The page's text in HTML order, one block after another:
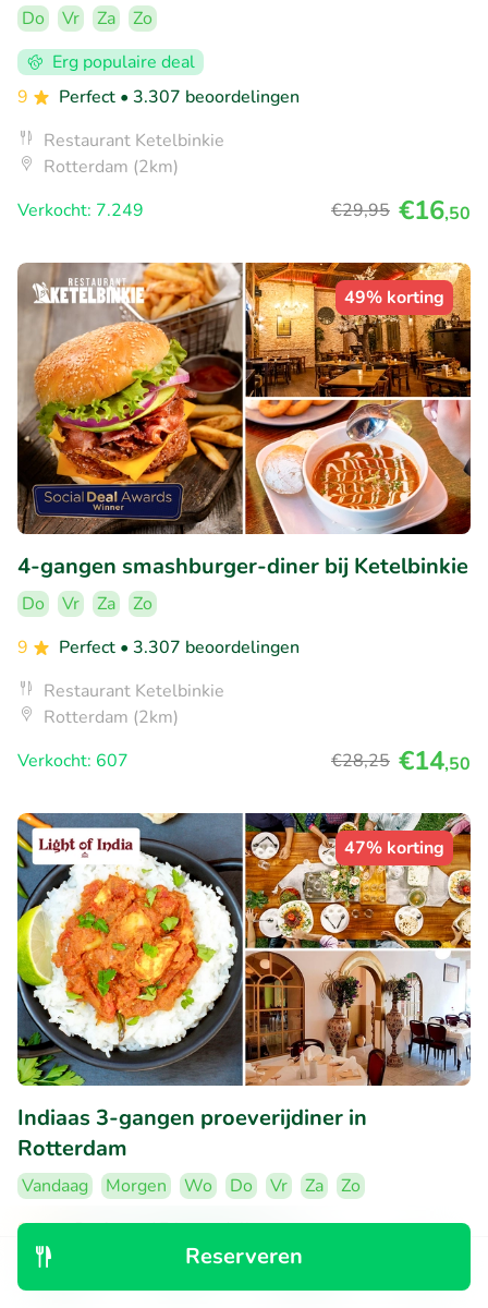
Reserveren
Do Vr Za
Zo
Erg populaire deal
9
Perfect • 3.307 beoordelingen
Restaurant Ketelbinkie
Rotterdam (2km)
Verkocht: 7.249
€29,95 €16,50
49% korting
4-gangen smashburger-diner bij Ketelbinkie
Do Vr Za
Zo
9
Perfect • 3.307 beoordelingen
Restaurant Ketelbinkie
Rotterdam (2km)
Verkocht: 607
€28,25 €14,50
47% korting
Indiaas 3-gangen proeverijdiner in
Rotterdam
Vandaag Morgen Wo Do Vr Za
Zo
9.5
Perfect• 17 beoordelingen
Light of India Rotterdam